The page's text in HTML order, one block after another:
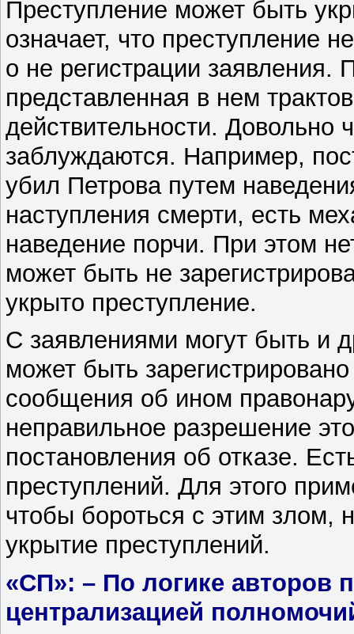
Преступление может быть
означает, что преступление
о не регистрации заявления.
представленная в нем
действительности. Довольно
заблуждаются. Например,
убил Петрова путем
наступления смерти, есть
наведение порчи. При этом
может быть не
укрыто преступление.
С заявлениями могут быть и
может быть
сообщения об ином
неправильное разрешение
постановления об отказе.
преступлений. Для этого
чтобы бороться с этим злом,
укрытие преступлений.
«СП»: – По логике авторов
централизацией